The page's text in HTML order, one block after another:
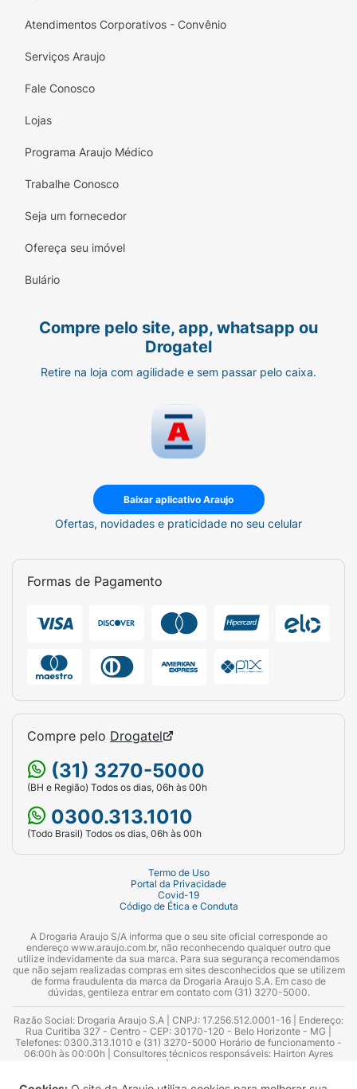
Atendimentos Corporativos - Convênio
Serviços Araujo
Fale Conosco
Lojas
Programa Araujo Médico
Trabalhe Conosco
Seja um fornecedor
Ofereça seu imóvel
Bulário
Compre pelo site, app, whatsapp ou
Drogatel
Retire na loja com agilidade e sem passar pelo caixa.
Baixar aplicativo Araujo
Ofertas, novidades e praticidade no seu celular
Formas de Pagamento
Compre pelo Drogatel
(31) 3270-5000
(BH e Região) Todos os dias, 06h às 00h
0300.313.1010
(Todo Brasil) Todos os dias, 06h às 00h
Termo de Uso
Portal da Privacidade
Covid-19
Código de Ética e Conduta
A Drogaria Araujo S/A informa que o seu site oficial corresponde ao
endereço www.araujo.com.br, não reconhecendo qualquer outro que
utilize indevidamente da sua marca. Para sua segurança recomendamos
que não sejam realizadas compras em sites desconhecidos que se utilizem
de forma fraudulenta da marca da Drogaria Araujo S.A. Em caso de
dúvidas, gentileza entrar em contato com (31) 3270-5000.
Razão Social: Drogaria Araujo S.A | CNPJ: 17.256.512.0001-16 | Endereço:
Rua Curitiba 327 - Centro - CEP: 30170-120 - Belo Horizonte - MG |
Telefones: 0300.313.1010 e (31) 3270-5000 Horário de funcionamento -
06:00h às 00:00h | Consultores técnicos responsáveis: Hairton Ayres
Azevedo Guimarães – CRF 10.965 | Yasmin Silva Alvarenga – CRF 52.584 -